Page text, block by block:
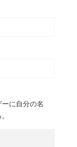
に自分の名